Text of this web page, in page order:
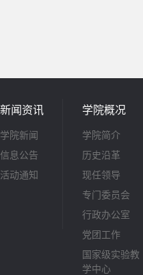
新闻资讯
学院新闻
信息公告
活动通知
学院概况
学院简介
历史沿革
现任领导
专门委员会
行政办公室
党团工作
国家级实验教
学中心